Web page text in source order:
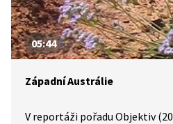
05:44
Západní Austrálie
V reportáži pořadu Objektiv